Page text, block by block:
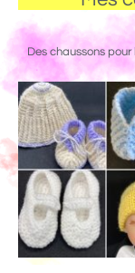
Des chaussons pour